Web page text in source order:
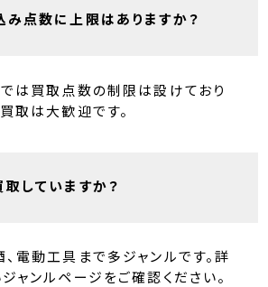
み点数に上限はありますか？
では買取点数の制限は設けており
取は大歓迎です。
していますか？
電動工具まで多ジャンルです。詳
ャンルページをご確認ください。